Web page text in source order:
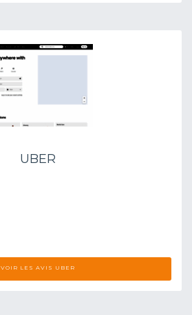
UBER
VOIR LES AVIS UBER